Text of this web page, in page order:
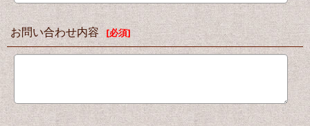
お問い合わせ内容 [必須]